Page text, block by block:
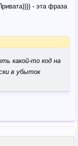
- эта фраза
какой-то код на
в убыток